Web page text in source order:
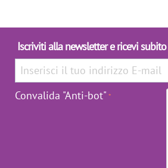
Iscriviti alla newsletter e ricevi
Convalida "Anti-bot"